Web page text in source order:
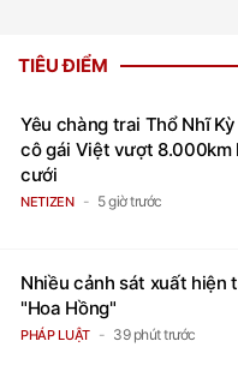
TIÊU ĐIỂM
Yêu chàng trai Thổ Nhĩ
cô gái Việt vượt 8.000km
cưới
NETIZEN 5 giờ trước
Nhiều cảnh sát xuất hiện
"Hoa Hồng"
PHÁP LUẬT 39 phút trước